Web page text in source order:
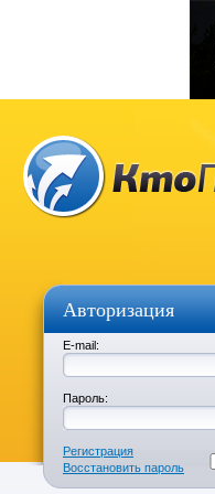
Авторизация
E-mail:
Пароль:
Регистрация
Восстановить пароль